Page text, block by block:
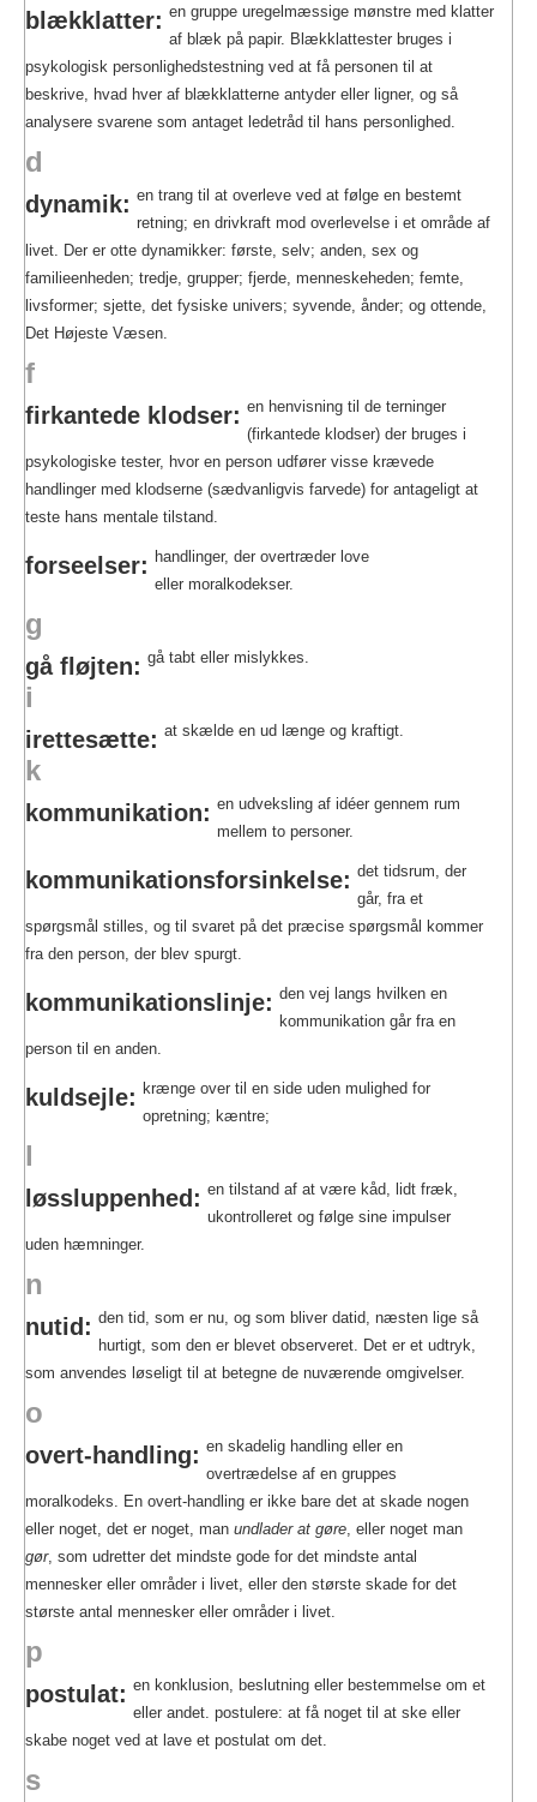
blækklatter: en gruppe uregelmæssige mønstre med klatter
af blæk på papir. Blækklattester bruges i
psykologisk personlighedstestning ved at få personen til at
beskrive, hvad hver af blækklatterne antyder eller ligner, og så
analysere svarene som antaget ledetråd til hans personlighed.
d
dynamik: en trang til at overleve ved at følge en bestemt
retning; en drivkraft mod overlevelse i et område af
livet. Der er otte dynamikker: første, selv; anden, sex og
familieenheden; tredje, grupper; fjerde, menneskeheden; femte,
livsformer; sjette, det fysiske univers; syvende, ånder; og ottende,
Det Højeste Væsen.
f
firkantede klodser: en henvisning til de terninger
(firkantede klodser) der bruges i
psykologiske tester, hvor en person udfører visse krævede
handlinger med klodserne (sædvanligvis farvede) for antageligt at
teste hans mentale tilstand.
forseelser: handlinger, der overtræder love
eller moralkodekser.
g
gå fløjten: gå tabt eller mislykkes.
i
irettesætte: at skælde en ud længe og kraftigt.
k
kommunikation: en udveksling af idéer gennem rum
mellem to personer.
kommunikationsforsinkelse: det tidsrum, der
går, fra et
spørgsmål stilles, og til svaret på det præcise spørgsmål kommer
fra den person, der blev spurgt.
kommunikationslinje: den vej langs hvilken en
kommunikation går fra en
person til en anden.
kuldsejle: krænge over til en side uden mulighed for
opretning; kæntre;
l
løssluppenhed: en tilstand af at være kåd, lidt fræk,
ukontrolleret og følge sine impulser
uden hæmninger.
n
nutid: den tid, som er nu, og som bliver datid, næsten lige så
hurtigt, som den er blevet observeret. Det er et udtryk,
som anvendes løseligt til at betegne de nuværende omgivelser.
o
overt-handling: en skadelig handling eller en
overtrædelse af en gruppes
moralkodeks. En overt-handling er ikke bare det at skade nogen
eller noget, det er noget, man undlader at gøre , eller noget man
gør, som udretter det mindste gode for det mindste antal
mennesker eller områder i livet, eller den største skade for det
største antal mennesker eller områder i livet.
p
postulat: en konklusion, beslutning eller bestemmelse om et
eller andet. postulere: at få noget til at ske eller
skabe noget ved at lave et postulat om det.
s